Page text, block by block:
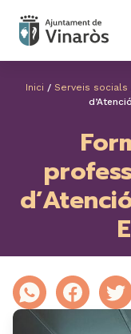
Inici / Serveis socials